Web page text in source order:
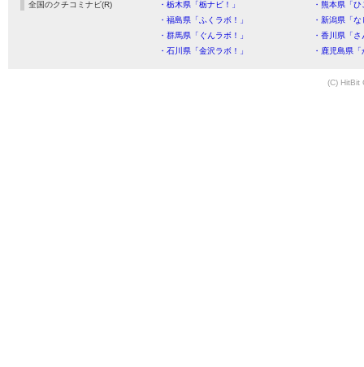
全国のクチコミナビ(R) ・栃木県「栃ナビ！」
・熊本県「
・福島県「ふくラボ！」
・新潟県「
・群馬県「ぐんラボ！」
・香川県「
・石川県「金沢ラボ！」
・鹿児島県
(C) HitBit